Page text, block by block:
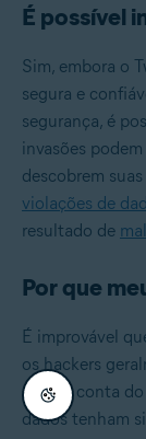
É possível
Sim, embora o
segura e
segurança, é
invasões
descobrem
violações de
resultado de
Por que
É improvável
os hackers
Se sua conta
dados tenham